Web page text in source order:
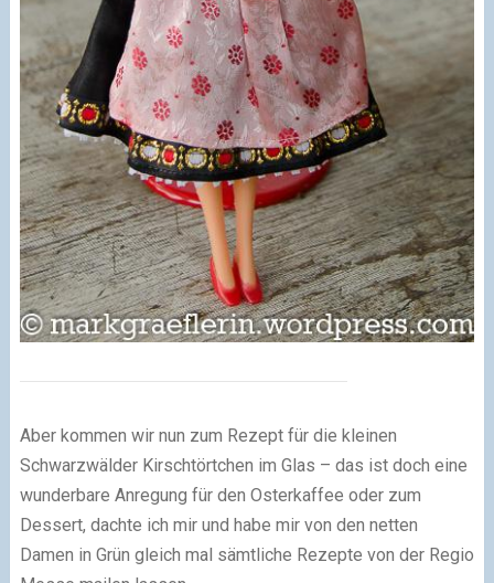
Aber kommen wir nun zum Rezept für die kleinen
Schwarzwälder Kirschtörtchen im Glas – das ist doch eine
wunderbare Anregung für den Osterkaffee oder zum
Dessert, dachte ich mir und habe mir von den netten
Damen in Grün gleich mal sämtliche Rezepte von der Regio